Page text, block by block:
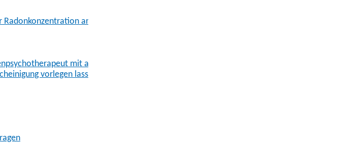
anmelden
mit ausländischer Berufsausbildung – Approbation beantragen
vorlegen lassen